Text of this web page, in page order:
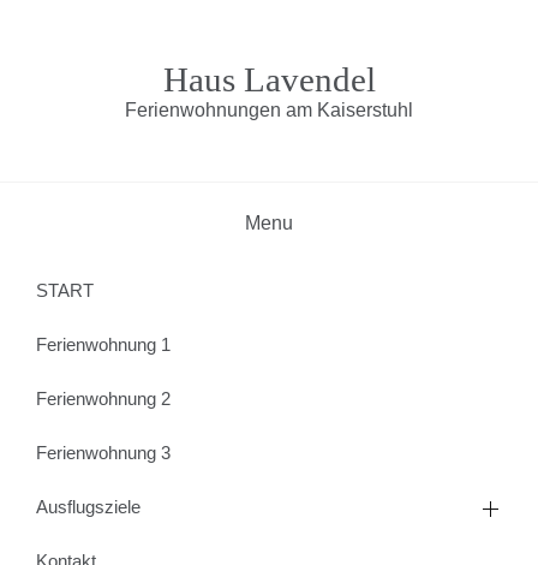
Haus Lavendel
Ferienwohnungen am Kaiserstuhl
Menu
START
Ferienwohnung 1
Ferienwohnung 2
Ferienwohnung 3
Ausflugsziele
Kontakt